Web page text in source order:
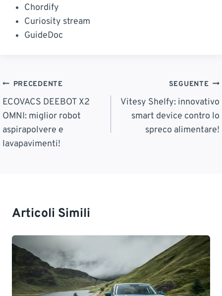
Chordify
Curiosity stream
GuideDoc
Navigazione
Articoli
PRECEDENTE
ECOVACS DEEBOT X2
OMNI: miglior robot
aspirapolvere e
lavapavimenti!
SEGUENTE
Vitesy Shelfy: innovativo
smart device contro lo
spreco alimentare!
Articoli Simili